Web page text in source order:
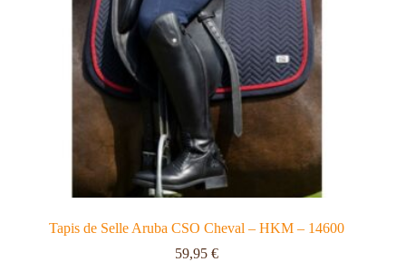
Tapis de Selle Aruba CSO Cheval – HKM – 14600
59,95€